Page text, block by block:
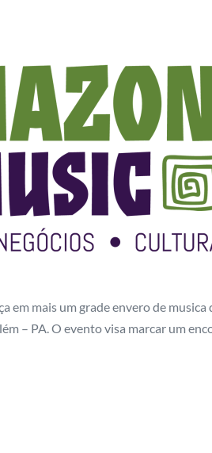
em mais um grade envero de
– PA. O evento visa marcar um